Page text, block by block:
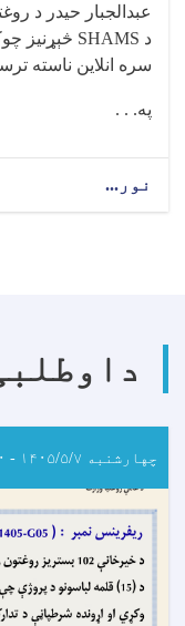
عبدالجبار حيدر د
د SHAMS څېړنيز
سره انلاين ناسته
په. . .
نور...
چوکاټ
په
انلاین
ناسته
کړه
چهارشنبه ۱۴۰۵/۵/۷ - ۹:۲۰